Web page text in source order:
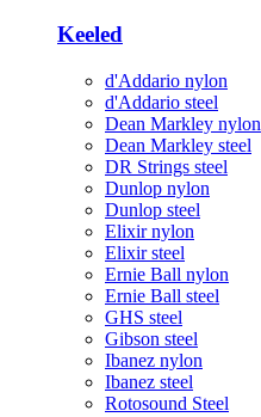
Keeled
d'Addario nylon
d'Addario steel
Dean Markley nylon
Dean Markley steel
DR Strings steel
Dunlop nylon
Dunlop steel
Elixir nylon
Elixir steel
Ernie Ball nylon
Ernie Ball steel
GHS steel
Gibson steel
Ibanez nylon
Ibanez steel
Rotosound Steel